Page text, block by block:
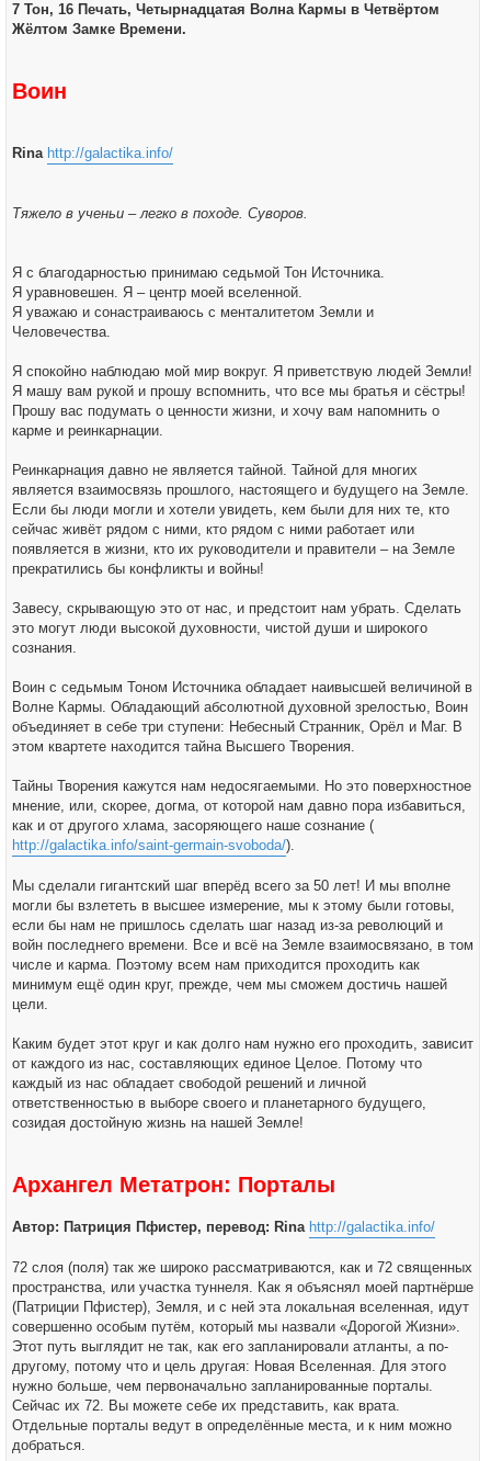
щ
е
7 Тон, 16 Печать, Четырнадцатая Волна Кармы в Четвёртом
Жёлтом Замке Времени.
Воин
Rina http://galactika.info/
Тяжело в ученьи – легко в походе. Суворов.
Я с благодарностью принимаю седьмой Тон Источника.
Я уравновешен. Я – центр моей вселенной.
Я уважаю и сонастраиваюсь с менталитетом Земли и
Человечества.
Я спокойно наблюдаю мой мир вокруг. Я приветствую людей Земли!
Я машу вам рукой и прошу вспомнить, что все мы братья и сёстры!
Прошу вас подумать о ценности жизни, и хочу вам напомнить о
карме и реинкарнации.
Реинкарнация давно не является тайной. Тайной для многих
является взаимосвязь прошлого, настоящего и будущего на Земле.
Если бы люди могли и хотели увидеть, кем были для них те, кто
сейчас живёт рядом с ними, кто рядом с ними работает или
появляется в жизни, кто их руководители и правители – на Земле
прекратились бы конфликты и войны!
Завесу, скрывающую это от нас, и предстоит нам убрать. Сделать
это могут люди высокой духовности, чистой души и широкого
сознания.
Воин с седьмым Тоном Источника обладает наивысшей величиной в
Волне Кармы. Обладающий абсолютной духовной зрелостью, Воин
объединяет в себе три ступени: Небесный Странник, Орёл и Маг. В
этом квартете находится тайна Высшего Творения.
Тайны Творения кажутся нам недосягаемыми. Но это поверхностное
мнение, или, скорее, догма, от которой нам давно пора избавиться,
как и от другого хлама, засоряющего наше сознание (
http://galactika.info/saint-germain-svoboda/).
Мы сделали гигантский шаг вперёд всего за 50 лет! И мы вполне
могли бы взлететь в высшее измерение, мы к этому были готовы,
если бы нам не пришлось сделать шаг назад из-за революций и
войн последнего времени. Все и всё на Земле взаимосвязано, в том
числе и карма. Поэтому всем нам приходится проходить как
минимум ещё один круг, прежде, чем мы сможем достичь нашей
цели.
Каким будет этот круг и как долго нам нужно его проходить, зависит
от каждого из нас, составляющих единое Целое. Потому что
каждый из нас обладает свободой решений и личной
ответственностью в выборе своего и планетарного будущего,
созидая достойную жизнь на нашей Земле!
Архангел Метатрон: Порталы
Автор: Патриция Пфистер, перевод: Rina http://galactika.info/
72 слоя (поля) так же широко рассматриваются, как и 72 священных
пространства, или участка туннеля. Как я объяснял моей партнёрше
(Патриции Пфистер), Земля, и с ней эта локальная вселенная, идут
совершенно особым путём, который мы назвали «Дорогой Жизни».
Этот путь выглядит не так, как его запланировали атланты, а по-
другому, потому что и цель другая: Новая Вселенная. Для этого
нужно больше, чем первоначально запланированные порталы.
Сейчас их 72. Вы можете себе их представить, как врата.
Отдельные порталы ведут в определённые места, и к ним можно
добраться.